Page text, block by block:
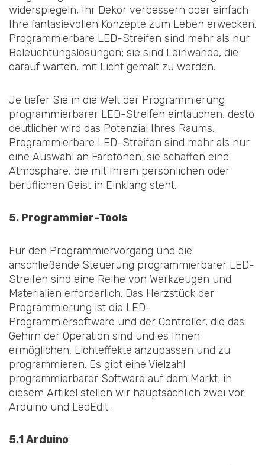
widerspiegeln, Ihr Dekor verbessern oder einfach
Ihre fantasievollen Konzepte zum Leben erwecken.
Programmierbare LED-Streifen sind mehr als nur
Beleuchtungslösungen; sie sind Leinwände, die
darauf warten, mit Licht gemalt zu werden.
Je tiefer Sie in die Welt der Programmierung
programmierbarer LED-Streifen eintauchen, desto
deutlicher wird das Potenzial Ihres Raums.
Programmierbare LED-Streifen sind mehr als nur
eine Auswahl an Farbtönen; sie schaffen eine
Atmosphäre, die mit Ihrem persönlichen oder
beruflichen Geist in Einklang steht.
5. Programmier-Tools
Für den Programmiervorgang und die
anschließende Steuerung programmierbarer LED-
Streifen sind eine Reihe von Werkzeugen und
Materialien erforderlich. Das Herzstück der
Programmierung ist die LED-
Programmiersoftware und der Controller, die das
Gehirn der Operation sind und es Ihnen
ermöglichen, Lichteffekte anzupassen und zu
programmieren. Es gibt eine Vielzahl
programmierbarer Software auf dem Markt; in
diesem Artikel stellen wir hauptsächlich zwei vor:
Arduino und LedEdit.
5.1 Arduino